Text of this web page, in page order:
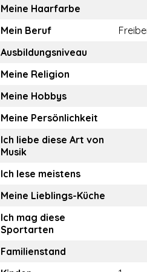
Meine Haarfarbe
Mein Beruf
Ausbildungsniveau
Meine Religion
Meine Hobbys
Meine Persönlichkeit
Ich liebe diese Art von
Musik
Ich lese meistens
Meine Lieblings-Küche
Ich mag diese
Sportarten
Familienstand